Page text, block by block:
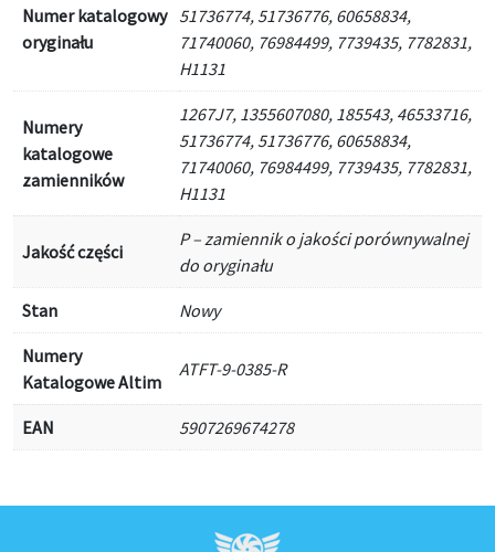
Numer katalogowy
oryginału
51736774, 51736776, 60658834,
71740060, 76984499, 7739435, 7782831,
H1131
Numery
katalogowe
zamienników
1267J7, 1355607080, 185543, 46533716,
51736774, 51736776, 60658834,
71740060, 76984499, 7739435, 7782831,
H1131
Jakość części
P – zamiennik o jakości porównywalnej
do oryginału
Stan Nowy
Numery
Katalogowe Altim
ATFT-9-0385-R
EAN 5907269674278